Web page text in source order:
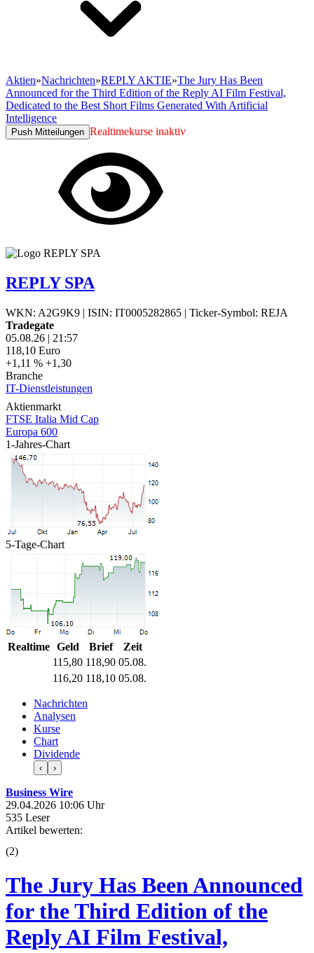
Aktien»Nachrichten»REPLY AKTIE»The Jury Has Been
Announced for the Third Edition of the Reply AI Film Festival,
Dedicated to the Best Short Films Generated With Artificial
Intelligence
Push Mitteilungen Realtimekurse inaktiv
REPLY SPA
WKN: A2G9K9 | ISIN: IT0005282865 | Ticker-Symbol: REJA
Tradegate
05.08.26 | 21:57
118,10 Euro
+1,11 % +1,30
Branche
IT-Dienstleistungen
Aktienmarkt
FTSE Italia Mid Cap
Europa 600
1-Jahres-Chart
5-Tage-Chart
Realtime Geld Brief
Zeit
115,80 118,90 05.08.
116,20 118,10 05.08.
Nachrichten
Analysen
Kurse
Chart
Dividende
‹ ›
Business Wire
29.04.2026 10:06 Uhr
535 Leser
Artikel bewerten:
(2)
The Jury Has Been Announced
for the Third Edition of the
Reply AI Film Festival,